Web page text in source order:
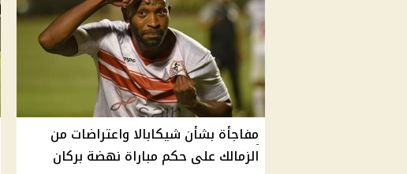
مفاجأة بشأن شيكابالا واعتراضات من
الزمالك على حكم مباراة نهضة بركان